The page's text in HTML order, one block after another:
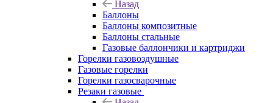
Назад
Баллоны
Баллоны композитные
Баллоны стальные
Газовые баллончики и картриджи
Горелки газовоздушные
Газовые горелки
Горелки газосварочные
Резаки газовые